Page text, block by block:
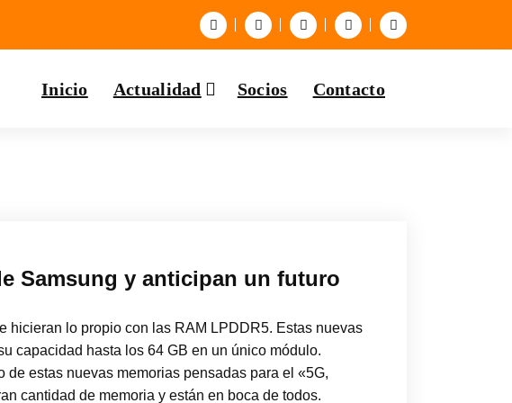
Inicio Actualidad Socios Contacto
Samsung y anticipan un futuro
hicieran lo propio con las RAM LPDDR5. Estas nuevas
capacidad hasta los 64 GB en un único módulo.
estas nuevas memorias pensadas para el «5G,
cantidad de memoria y están en boca de todos.